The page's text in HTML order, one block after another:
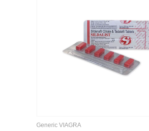
Generic VIAGRA